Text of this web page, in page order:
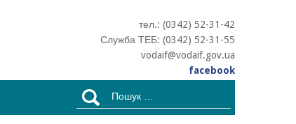
тел.: (0342) 52-31-42
Служба ТЕБ: (0342) 52-31-55
vodaif@vodaif.gov.ua
facebook
Пошук: